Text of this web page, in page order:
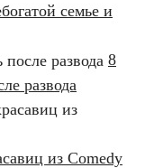
семье и
8
развода
из Comedy